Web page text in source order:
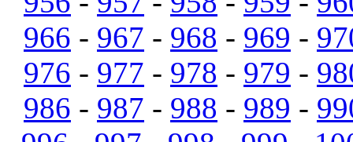
966 - 967 - 968 - 969 -
976 - 977 - 978 - 979 -
986 - 987 - 988 - 989 -